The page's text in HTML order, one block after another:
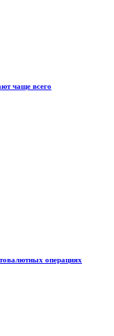
чаще всего
операциях